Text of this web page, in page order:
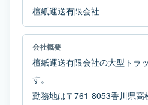
檀紙運送有限会社
会社概要
檀紙運送有限会社の大型トラ
す。
勤務地は〒761-8053香川県